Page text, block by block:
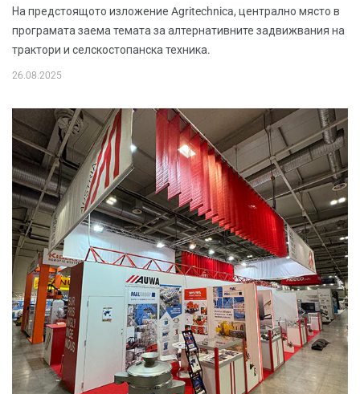
На предстоящото изложение Agritechnica, централно място в
програмата заема темата за алтернативните задвижвания на
трактори и селскостопанска техника.
26.08.2025